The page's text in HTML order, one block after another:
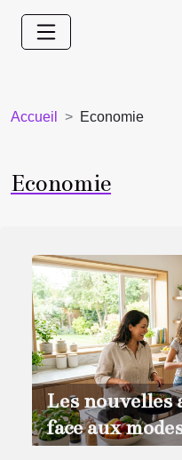
Accueil Economie
Economie
Les nouvelles
face aux